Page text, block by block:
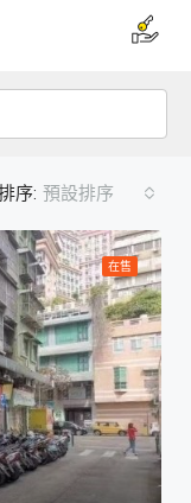
序: 預設排序
在售